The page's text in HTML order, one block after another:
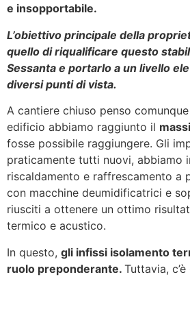
e insopportabile.
L’obiettivo principale della
quello di riqualificare questo
Sessanta e portarlo a un livello
diversi punti di vista.
A cantiere chiuso penso
edificio abbiamo raggiunto il
fosse possibile raggiungere. Gli
praticamente tutti nuovi, abbiamo
riscaldamento e raffrescamento a
con macchine deumidificatrici e
riusciti a ottenere un ottimo
termico e acustico.
In questo, gli infissi isolamento
ruolo preponderante. Tuttavia, c’è